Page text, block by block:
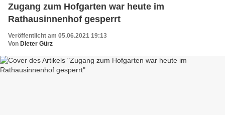
Zugang zum Hofgarten war heute im
Rathausinnenhof gesperrt
Veröffentlicht am 05.06.2021 19:13
Von Dieter Gürz